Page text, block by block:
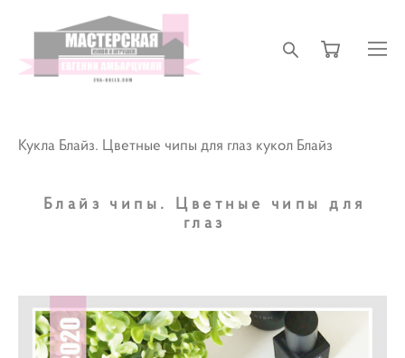
Кукла Блайз. Цветные чипы для глаз кукол Блайз
Блайз чипы. Цветные чипы для
глаз